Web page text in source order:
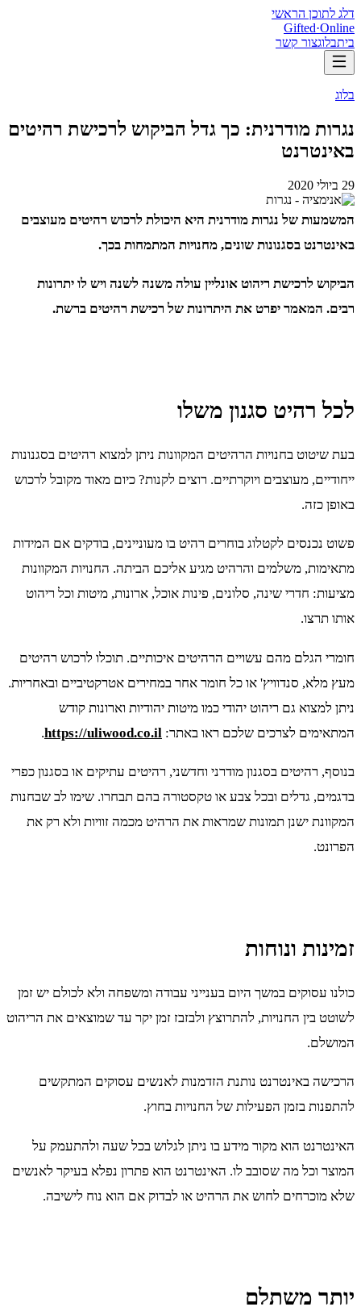
דלג לתוכן הראשי
Gifted·Online
ביתבלוגצור קשר
בלוג
נגרות מודרנית: כך גדל הביקוש לרכישת רהיטים
באינטרנט
29 ביולי 2020
המשמעות של נגרות מודרנית היא היכולת לרכוש רהיטים מעוצבים
באינטרנט בסגנונות שונים, מחנויות המתמחות בכך.
הביקוש לרכישת ריהוט אונליין עולה משנה לשנה ויש לו יתרונות
רבים. המאמר יפרט את היתרונות של רכישת רהיטים ברשת.
לכל רהיט סגנון משלו
בעת שיטוט בחנויות הרהיטים המקוונות ניתן למצוא רהיטים בסגנונות
ייחודיים, מעוצבים ויוקרתיים. רוצים לקנות? כיום מאוד מקובל לרכוש
באופן כזה.
פשוט נכנסים לקטלוג בוחרים רהיט בו מעוניינים, בודקים אם המידות
מתאימות, משלמים והרהיט מגיע אליכם הביתה. החנויות המקוונות
מציעות: חדרי שינה, סלונים, פינות אוכל, ארונות, מיטות וכל ריהוט
אותו תרצו.
חומרי הגלם מהם עשויים הרהיטים איכותיים. תוכלו לרכוש רהיטים
מעץ מלא, סנדוויץ' או כל חומר אחר במחירים אטרקטיביים ובאחריות.
ניתן למצוא גם ריהוט יהודי כמו מיטות יהודיות וארונות קודש
המתאימים לצרכים שלכם ראו באתר: https://uliwood.co.il
.
בנוסף, רהיטים בסגנון מודרני וחדשני, רהיטים עתיקים או בסגנון כפרי
בדגמים, גדלים ובכל צבע או טקסטורה בהם תבחרו. שימו לב שבחנות
המקוונת ישנן תמונות שמראות את הרהיט מכמה זוויות ולא רק את
הפרונט.
זמינות ונוחות
כולנו עסוקים במשך היום בענייני עבודה ומשפחה ולא לכולם יש זמן
לשוטט בין החנויות, להתרוצץ ולבזבז זמן יקר עד שמוצאים את הריהוט
המושלם.
הרכישה באינטרנט נותנת הזדמנות לאנשים עסוקים המתקשים
להתפנות בזמן הפעילות של החנויות בחוץ.
האינטרנט הוא מקור מידע בו ניתן לגלוש בכל שעה ולהתעמק על
המוצר וכל מה שסובב לו. האינטרנט הוא פתרון נפלא בעיקר לאנשים
שלא מוכרחים לחוש את הרהיט או לבדוק אם הוא נוח לישיבה.
יותר משתלם